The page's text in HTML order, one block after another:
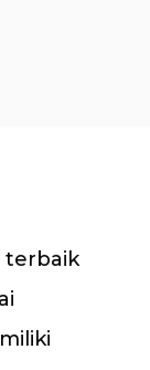
terbaik